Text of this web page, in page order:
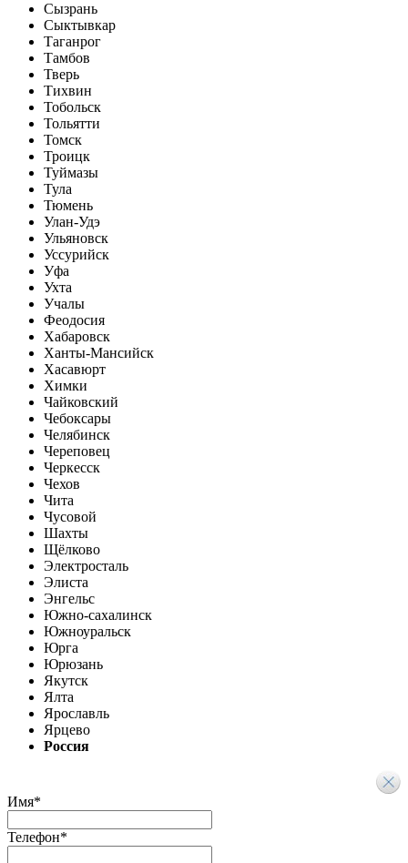
Сызрань
Сыктывкар
Таганрог
Тамбов
Тверь
Тихвин
Тобольск
Тольятти
Томск
Троицк
Туймазы
Тула
Тюмень
Улан-Удэ
Ульяновск
Уссурийск
Уфа
Ухта
Учалы
Феодосия
Хабаровск
Ханты-Мансийск
Хасавюрт
Химки
Чайковский
Чебоксары
Челябинск
Череповец
Черкесск
Чехов
Чита
Чусовой
Шахты
Щёлково
Электросталь
Элиста
Энгельс
Южно-сахалинск
Южноуральск
Юрга
Юрюзань
Якутск
Ялта
Ярославль
Ярцево
Россия
Имя*
Телефон*